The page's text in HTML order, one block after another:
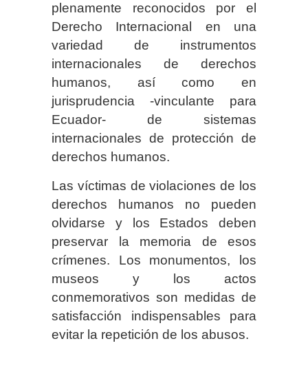
plenamente reconocidos por el
Derecho Internacional en una
variedad de instrumentos
internacionales de derechos
humanos, así como en
jurisprudencia -vinculante para
Ecuador- de sistemas
internacionales de protección de
derechos humanos.
Las víctimas de violaciones de los
derechos humanos no pueden
olvidarse y los Estados deben
preservar la memoria de esos
crímenes. Los monumentos, los
museos y los actos
conmemorativos son medidas de
satisfacción indispensables para
evitar la repetición de los abusos.